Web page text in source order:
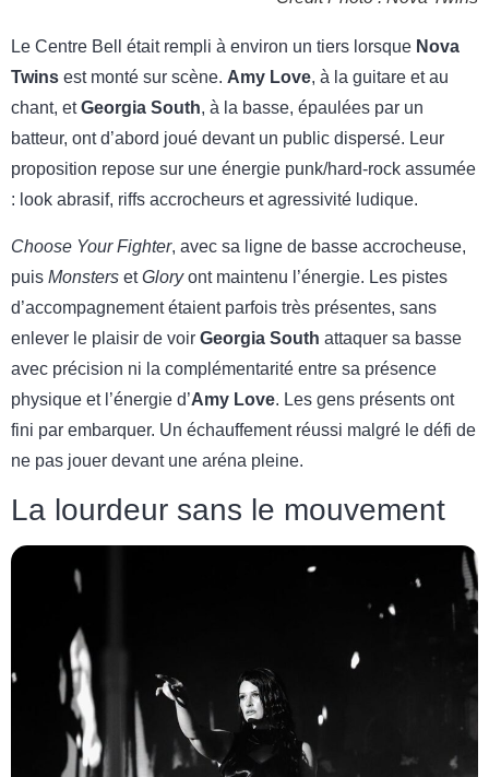
Le Centre Bell était rempli à environ un tiers lorsque Nova
Twins est monté sur scène. Amy Love, à la guitare et au
chant, etGeorgia South, à la basse, épaulées par un
batteur, ont d’abord joué devant un public dispersé. Leur
proposition repose sur une énergie punk/hard-rock assumée
: look abrasif, riffs accrocheurs et agressivité ludique.
Choose Your Fighter, avec sa ligne de basse accrocheuse,
puis Monsters etGloryont maintenu l’énergie. Les pistes
d’accompagnement étaient parfois très présentes, sans
enlever le plaisir de voir Georgia South attaquer sa basse
avec précision ni la complémentarité entre sa présence
physique et l’énergie d’Amy Love. Les gens présents ont
fini par embarquer. Un échauffement réussi malgré le défi de
ne pas jouer devant une aréna pleine.
La lourdeur sans le mouvement